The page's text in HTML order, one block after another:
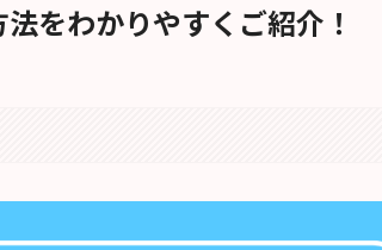
をわかりやすくご紹介！